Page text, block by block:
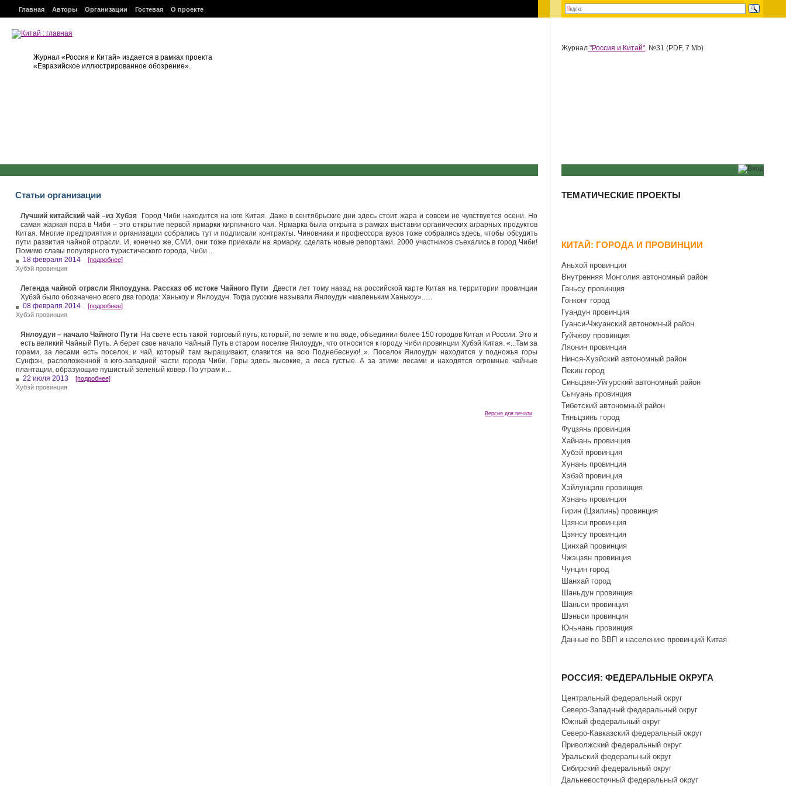
Главная Авторы Организации Гостевая О проекте
Журнал «Россия и Китай» издается в рамках проекта
«Евразийское иллюстрированное обозрение».
Статьи организации
Лучший китайский чай –из Хубэя Город Чиби находится на юге Китая. Даже в сентябрьские дни здесь стоит жара и совсем не чувствуется осени. Но
самая жаркая пора в Чиби – это открытие первой ярмарки кирпичного чая. Ярмарка была открыта в рамках выставки органических аграрных продуктов
Китая. Многие предприятия и организации собрались тут и подписали контракты. Чиновники и профессора вузов тоже собрались здесь, чтобы обсудить
пути развития чайной отрасли. И, конечно же, СМИ, они тоже приехали на ярмарку, сделать новые репортажи. 2000 участников съехались в город Чиби!
Помимо славы популярного туристического города, Чиби ...
18 февраля 2014 [подробнее]
Хубэй провинция
Легенда чайной отрасли Янлоудуна. Рассказ об истоке Чайного Пути Двести лет тому назад на российской карте Китая на территории провинции
Хубэй было обозначено всего два города: Ханькоу и Янлоудун. Тогда русские называли Янлоудун «маленьким Ханькоу»......
08 февраля 2014 [подробнее]
Хубэй провинция
Янлоудун – начало Чайного ПутиНа свете есть такой торговый путь, который, по земле и по воде, объединил более 150 городов Китая и России. Это и
есть великий Чайный Путь. А берет свое начало Чайный Путь в старом поселке Янлоудун, что относится к городу Чиби провинции Хубэй Китая. «...Там за
горами, за лесами есть поселок, и чай, который там выращивают, славится на всю Поднебесную!..». Поселок Янлоудун находится у подножья горы
Сунфэн, расположенной в юго-западной части города Чиби. Горы здесь высокие, а леса густые. А за этими лесами и находятся огромные чайные
плантации, образующие пушистый зеленый ковер. По утрам и...
22 июля 2013 [подробнее]
Хубэй провинция
Версия для печати
Журнал "Россия и Китай", №31 (PDF, 7 Mb)
ТЕМАТИЧЕСКИЕ ПРОЕКТЫ
КИТАЙ: ГОРОДА И ПРОВИНЦИИ
Аньхой провинция
Внутренняя Монголия автономный район
Ганьсу провинция
Гонконг город
Гуандун провинция
Гуанси-Чжуанский автономный район
Гуйчжоу провинция
Ляонин провинция
Нинся-Хуэйский автономный район
Пекин город
Синьцзян-Уйгурский автономный район
Сычуань провинция
Тибетский автономный район
Тяньцзинь город
Фуцзянь провинция
Хайнань провинция
Хубэй провинция
Хунань провинция
Хэбэй провинция
Хэйлунцзян провинция
Хэнань провинция
Гирин (Цзилинь) провинция
Цзянси провинция
Цзянсу провинция
Цинхай провинция
Чжэцзян провинция
Чунцин город
Шанхай город
Шаньдун провинция
Шаньси провинция
Шэньси провинция
Юньнань провинция
Данные по ВВП и населению провинций Китая
РОССИЯ: ФЕДЕРАЛЬНЫЕ ОКРУГА
Центральный федеральный округ
Северо-Западный федеральный округ
Южный федеральный округ
Северо-Кавказский федеральный округ
Приволжский федеральный округ
Уральский федеральный округ
Сибирский федеральный округ
Дальневосточный федеральный округ